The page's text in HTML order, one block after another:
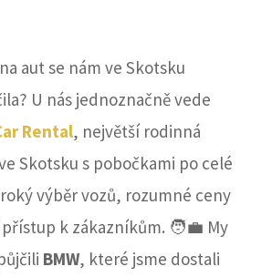
aut se nám ve Skotsku
U nás jednoznačně vede
Rental, největší rodinná
Skotsku s pobočkami po celé
výběr vozů, rozumné ceny
k zákazníkům. 🧑‍💼 My
BMW, které jsme dostali